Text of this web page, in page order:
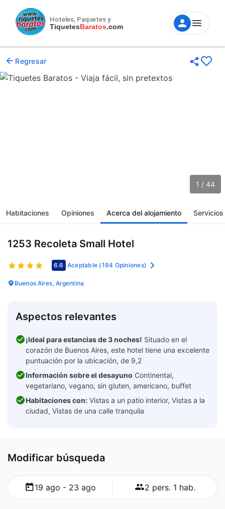
Hoteles, Paquetes y
TiquetesBaratos.com
Regresar
1 / 44
Habitaciones Opiniones Acerca del alojamiento Servicios
1253 Recoleta Small Hotel
6.6 Aceptable (194 Opiniones)
Buenos Aires, Argentina
Aspectos relevantes
¡Ideal para estancias de 3 noches! Situado en el
corazón de Buenos Aires, este hotel tiene una excelente
puntuación por la ubicación, de 9,2
Información sobre el desayuno Continental,
vegetariano, vegano, sin gluten, americano, buffet
Habitaciones con: Vistas a un patio interior, Vistas a la
ciudad, Vistas de una calle tranquila
Modificar búsqueda
19 ago - 23 ago 2 pers. 1 hab.